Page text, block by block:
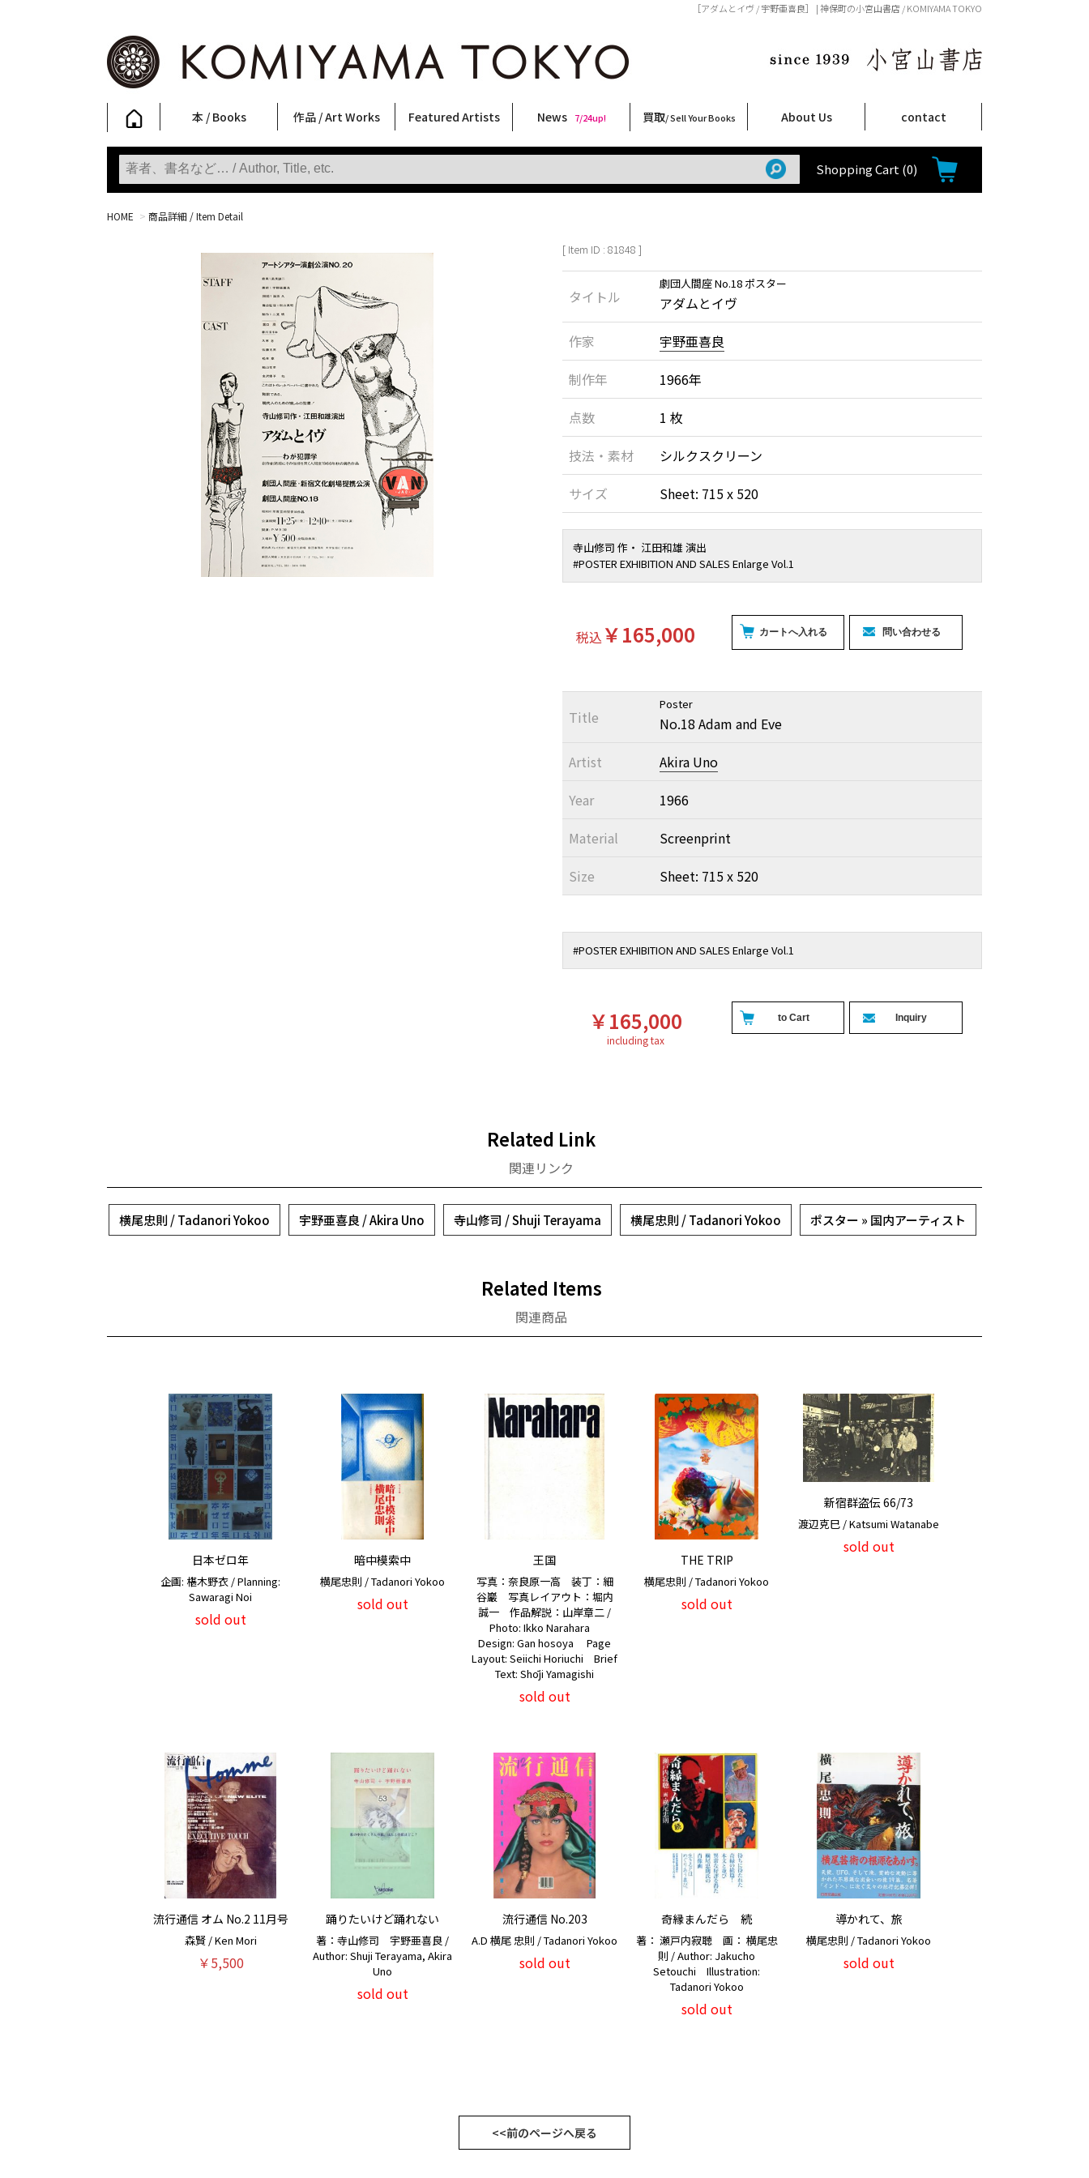
［アダムとイヴ / 宇野亜喜良］ | 神保町の小宮山書店 / KOMIYAMA TOKYO
本 / Books
写真集
Photobooks
ファッション
Fashion
アート / 美術
Art
文学・人文
Literature & Humanities
日本文化
Japanese Culture
新刊
New Books
SALE
SALE
作品 / Art Works
フォトグラフィー
Photography
ポスター
Posters
ストリートアート
Street Art
立体・その他
Sculptures / etc
アートワークス
Art Works
Primary Artworks
KOMIYAMA TOKYO ART LABEL
版画
Prints
Featured Artists
稲嶺啓一(東風終)
村田言恵
丸岡和吾
Rico Casella
キム・ロートン
菅谷晋一
柴田亜美
内藤啓介
CHRIS
北島敬三
秋赤音
天野タケル
内藤ルネ
二本木里美
COOKIE
横尾忠則
須藤昌人
大類信
大西洋介
森山大道
三島剛
春川ナミオ
三島由紀夫
佐伯俊男
林月光
News 7/24up!
新着・おすすめ商品 9/7up!
フェア・イベント情報 7/24up!
お店からのお知らせ 6/1up!
買取/ Sell Your Books
買取ブログ
買取専用フォーム
古書 / 古本の買取
美術品の買取
出張買取について
宅配買取について
店頭買取について
よくある質問
About Us
店舗案内
Shop Infomation
ご注文について
How to Order
特定商取引法に関する表示
プライバシーポリシー
contact
Shopping Cart (0)
HOME > 商品詳細 / Item Detail
[ Item ID : 81848 ]
タイトル
劇団人間座 No.18 ポスター
アダムとイヴ
作家
宇野亜喜良
制作年
1966年
点数
1 枚
技法・素材
シルクスクリーン
サイズ
Sheet: 715 x 520
寺山修司 作・ 江田和雄 演出
#POSTER EXHIBITION AND SALES Enlarge Vol.1
税込 ￥165,000
Title
Poster
No.18 Adam and Eve
Artist
Akira Uno
Year
1966
Material
Screenprint
Size
Sheet: 715 x 520
#POSTER EXHIBITION AND SALES Enlarge Vol.1
￥165,000
including tax
Related Link
関連リンク
横尾忠則 / Tadanori Yokoo 宇野亜喜良 / Akira Uno 寺山修司 / Shuji Terayama 横尾忠則 / Tadanori Yokoo ポスター » 国内アーティスト
Related Items
関連商品
日本ゼロ年
企画: 椹木野衣 / Planning:
Sawaragi Noi
sold out
暗中模索中
横尾忠則 / Tadanori Yokoo
sold out
王国
写真：奈良原一高 装丁：細
谷巖 写真レイアウト：堀内
誠一 作品解説：山岸章二 /
Photo: Ikko Narahara
Design: Gan hosoya Page
Layout: Seiichi Horiuchi Brief
Text: Shōji Yamagishi
sold out
THE TRIP
横尾忠則 / Tadanori Yokoo
sold out
新宿群盗伝 66/73
渡辺克巳 / Katsumi Watanabe
sold out
流行通信 オム No.2 11月号
森賢 / Ken Mori
￥5,500
踊りたいけど踊れない
著：寺山修司 宇野亜喜良 /
Author: Shuji Terayama, Akira
Uno
sold out
流行通信 No.203
A.D 横尾 忠則 / Tadanori Yokoo
sold out
奇縁まんだら 続
著： 瀬戸内寂聴 画： 横尾忠
則 / Author: Jakucho
Setouchi Illustration:
Tadanori Yokoo
sold out
導かれて、旅
横尾忠則 / Tadanori Yokoo
sold out
<<前のページへ戻る